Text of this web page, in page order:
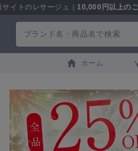
イトのレサージュ｜ 10,000円以上の
ホーム